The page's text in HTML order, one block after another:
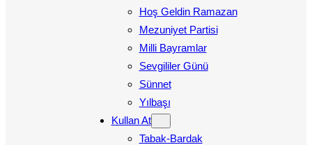
Hoş Geldin Ramazan
Mezuniyet Partisi
Milli Bayramlar
Sevgililer Günü
Sünnet
Yılbaşı
Kullan At
Tabak-Bardak